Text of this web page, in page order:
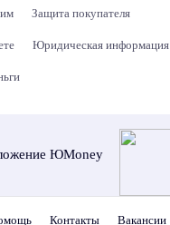
Защита покупателя
Юридическая информация
ЮMoney
Контакты Вакансии